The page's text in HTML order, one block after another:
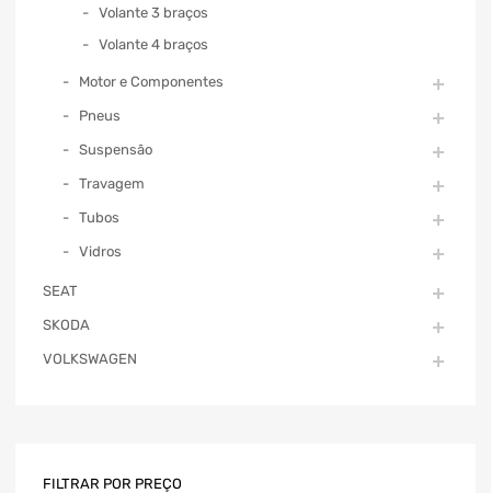
Volante 3 braços
Volante 4 braços
Motor e Componentes
Pneus
Suspensão
Travagem
Tubos
Vidros
SEAT
SKODA
VOLKSWAGEN
FILTRAR POR PREÇO